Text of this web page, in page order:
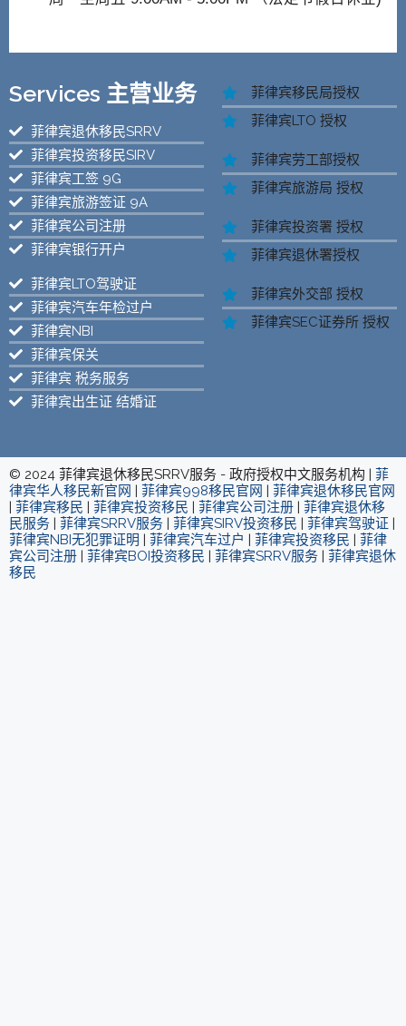
Services 主营业务
菲律宾退休移民SRRV
菲律宾投资移民SIRV
菲律宾工签 9G
菲律宾旅游签证 9A
菲律宾公司注册
菲律宾银行开户
菲律宾LTO驾驶证
菲律宾汽车年检过户
菲律宾NBI
菲律宾保关
菲律宾 税务服务
菲律宾出生证 结婚证
菲律宾移民局授权
菲律宾LTO 授权
菲律宾劳工部授权
菲律宾旅游局 授权
菲律宾投资署 授权
菲律宾退休署授权
菲律宾外交部 授权
菲律宾SEC证券所 授权
© 2024 菲律宾退休移民SRRV服务 - 政府授权中文服务机构 | 菲
律宾华人移民新官网
菲律宾998移民官网
菲律宾退休移民官网
菲律宾移民 菲律宾投资移民 菲律宾公司注册
菲律宾退休移
民服务
菲律宾SRRV服务 菲律宾SIRV投资移民 菲律宾驾驶证
菲律宾NBI无犯罪证明
菲律宾汽车过户 菲律宾投资移民
菲律
宾公司注册
菲律宾BOI投资移民 菲律宾SRRV服务
菲律宾退休
移民